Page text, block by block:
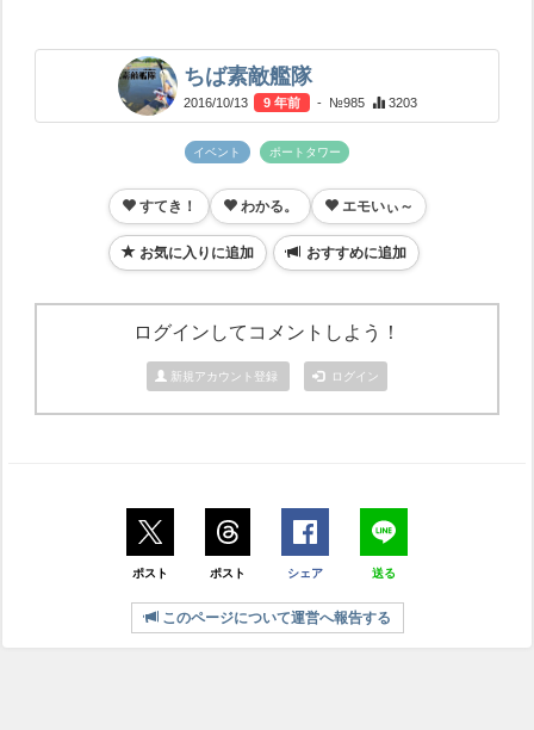
ちば素敵艦隊
2016/10/13 9 年前 - №985 3203
イベント ポートタワー
すてき！ わかる。 エモいぃ～
お気に入りに追加 おすすめに追加
ログインしてコメントしよう！
新規アカウント登録 ログイン
ポスト ポスト シェア 送る
このページについて運営へ報告する